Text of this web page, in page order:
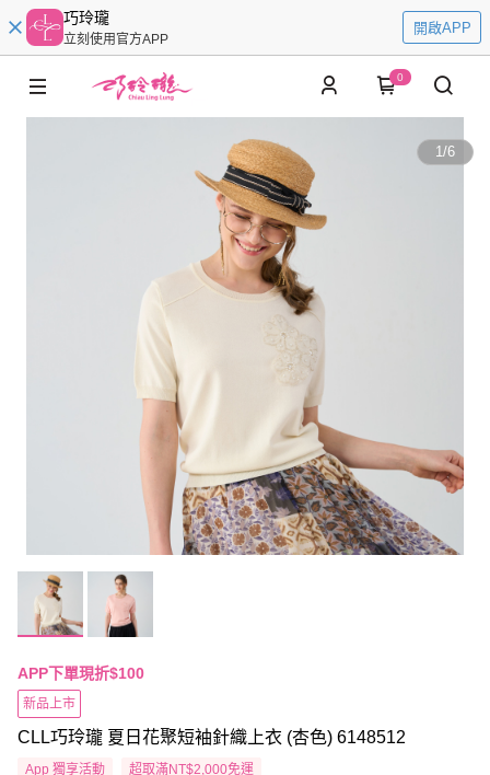
巧玲瓏
立刻使用官方APP
開啟APP
0
1/6
APP下單現折$100
新品上市
CLL巧玲瓏 夏日花聚短袖針織上衣 (杏色) 6148512
App 獨享活動 超取滿NT$2,000免運